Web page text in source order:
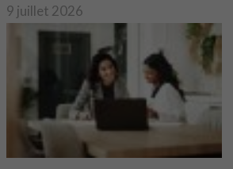
9 juillet 2026